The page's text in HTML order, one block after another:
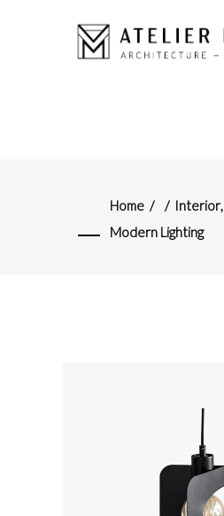
Home / / Interior,
Modern Lighting